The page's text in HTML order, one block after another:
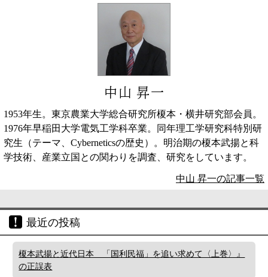
中山 昇一
1953年生。東京農業大学総合研究所榎本・横井研究部会員。
1976年早稲田大学電気工学科卒業。同年理工学研究科特別研
究生（テーマ、Cyberneticsの歴史）。明治期の榎本武揚と科
学技術、産業立国との関わりを調査、研究をしています。
中山 昇一の記事一覧
最近の投稿
榎本武揚と近代日本 「国利民福」を追い求めて〈上巻〉』
の正誤表